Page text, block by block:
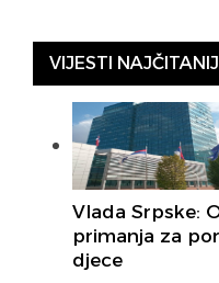
VIJESTI
Vlada Srpske:
primanja za
djece